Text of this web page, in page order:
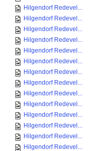
Hilgendorf Redevel...
Hilgendorf Redevel...
Hilgendorf Redevel...
Hilgendorf Redevel...
Hilgendorf Redevel...
Hilgendorf Redevel...
Hilgendorf Redevel...
Hilgendorf Redevel...
Hilgendorf Redevel...
Hilgendorf Redevel...
Hilgendorf Redevel...
Hilgendorf Redevel...
Hilgendorf Redevel...
Hilgendorf Redevel...